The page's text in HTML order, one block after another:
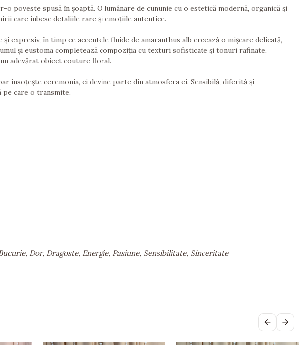
poveste spusă în șoaptă. O lumânare de cununie cu o estetică modernă, organică și
care iubesc detaliile rare și emoțiile autentice.
expresiv, în timp ce accentele fluide de amaranthus alb creează o mișcare delicată,
și eustoma completează compoziția cu texturi sofisticate și tonuri rafinate,
adevărat obiect couture floral.
însoțește ceremonia, ci devine parte din atmosfera ei. Sensibilă, diferită și
pe care o transmite.
Dor, Dragoste, Energie, Pasiune, Sensibilitate, Sinceritate